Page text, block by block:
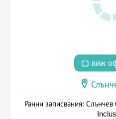
виж
Ранни записвания: